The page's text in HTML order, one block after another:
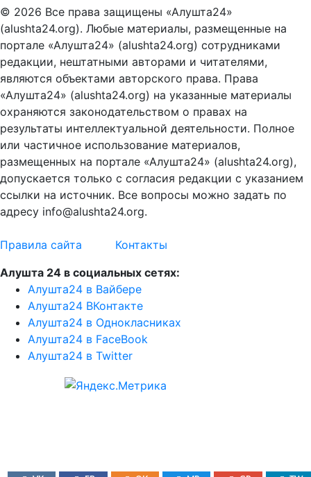
© 2026 Все права защищены «Алушта24»
(alushta24.org). Любые материалы, размещенные на
портале «Алушта24» (alushta24.org) сотрудниками
редакции, нештатными авторами и читателями,
являются объектами авторского права. Права
«Алушта24» (alushta24.org) на указанные материалы
охраняются законодательством о правах на
результаты интеллектуальной деятельности. Полное
или частичное использование материалов,
размещенных на портале «Алушта24» (alushta24.org),
допускается только с согласия редакции с указанием
ссылки на источник. Все вопросы можно задать по
адресу info@alushta24.org.
Правила сайта
Контакты
Алушта 24 в социальных сетях:
Алушта24 в Вайбере
Алушта24 ВКонтакте
Алушта24 в Однокласниках
Алушта24 в FaceBook
Алушта24 в Twitter